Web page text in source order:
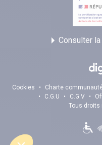
Consulter la
Cookies • Charte
•
C.G.U • C.G.V •
Tous droits